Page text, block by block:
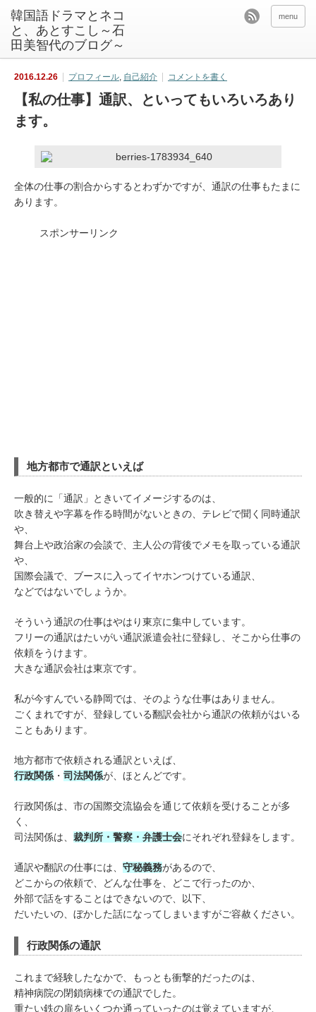
韓国語ドラマとネコ
と、あとすこし～石
田美智代のブログ～
menu
2016.12.26 プロフィール, 自己紹介 コメントを書く
【私の仕事】通訳、といってもいろいろあり
ます。
全体の仕事の割合からするとわずかですが、通訳の仕事もたまに
あります。
スポンサーリンク
地方都市で通訳といえば
一般的に「通訳」ときいてイメージするのは、
吹き替えや字幕を作る時間がないときの、テレビで聞く同時通訳
や、
舞台上や政治家の会談で、主人公の背後でメモを取っている通訳
や、
国際会議で、ブースに入ってイヤホンつけている通訳、
などではないでしょうか。
そういう通訳の仕事はやはり東京に集中しています。
フリーの通訳はたいがい通訳派遣会社に登録し、そこから仕事の
依頼をうけます。
大きな通訳会社は東京です。
私が今すんでいる静岡では、そのような仕事はありません。
ごくまれですが、登録している翻訳会社から通訳の依頼がはいる
こともあります。
地方都市で依頼される通訳といえば、
行政関係 ・ 司法関係が、ほとんどです。
行政関係は、市の国際交流協会を通じて依頼を受けることが多
く、
司法関係は、 裁判所・警察・弁護士会にそれぞれ登録をします。
通訳や翻訳の仕事には、 守秘義務があるので、
どこからの依頼で、どんな仕事を、どこで行ったのか、
外部で話をすることはできないので、以下、
だいたいの、ぼかした話になってしまいますがご容赦ください。
行政関係の通訳
これまで経験したなかで、もっとも衝撃的だったのは、
精神病院の閉鎖病棟での通訳でした。
重たい鉄の扉をいくつか通っていったのは覚えていますが、